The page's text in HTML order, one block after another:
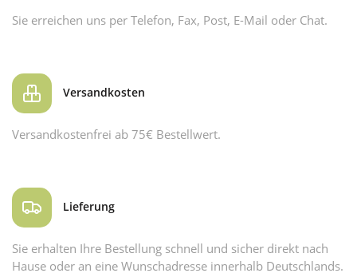
Sie erreichen uns per Telefon, Fax, Post, E-Mail oder Chat.
Versandkosten
Versandkostenfrei ab 75€ Bestellwert.
Lieferung
Sie erhalten Ihre Bestellung schnell und sicher direkt nach
Hause oder an eine Wunschadresse innerhalb Deutschlands.